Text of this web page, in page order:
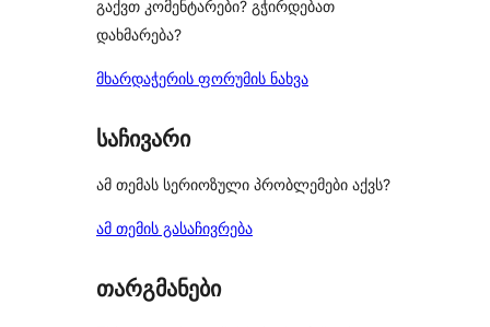
გაქვთ კომენტარები? გჭირდებათ
დახმარება?
მხარდაჭერის ფორუმის ნახვა
საჩივარი
ამ თემას სერიოზული პრობლემები აქვს?
ამ თემის გასაჩივრება
თარგმანები